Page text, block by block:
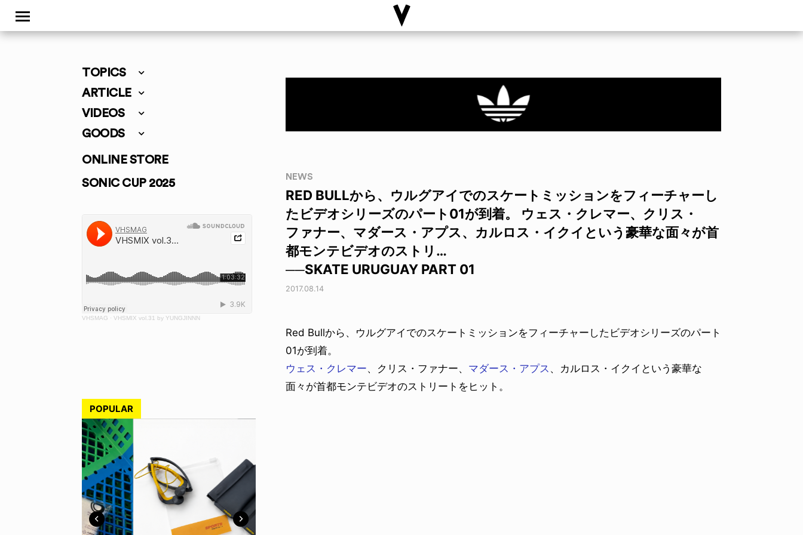
TOPICS
ARTICLE
VIDEOS
GOODS
ONLINE STORE
SONIC CUP 2025
VHSMAG · VHSMIX vol.31 by YUNGJINNN
POPULAR
NEWS
RED BULLから、ウルグアイでのスケートミッションをフィーチャーし
たビデオシリーズのパート01が到着。 ウェス・クレマー、クリス・
ファナー、マダース・アプス、カルロス・イクイという豪華な面々が首
都モンテビデオのストリ…
──SKATE URUGUAY PART 01
2017.08.14
Red Bullから、ウルグアイでのスケートミッションをフィーチャーしたビデオシリーズのパート
01が到着。
ウェス・クレマー、クリス・ファナー、 マダース・アプス 、カルロス・イクイという豪華な
面々が首都モンテビデオのストリートをヒット。